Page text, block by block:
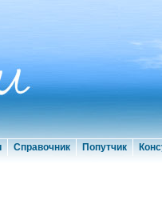
Справочник Попутчик